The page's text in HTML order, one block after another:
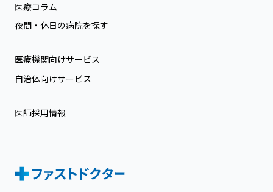
医療コラム
夜間・休日の病院を探す
医療機関向けサービス
自治体向けサービス
医師採用情報